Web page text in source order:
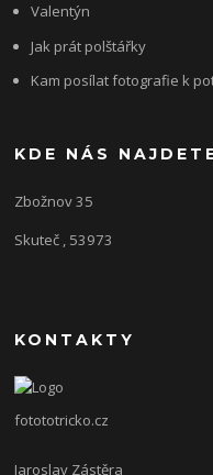
Valentýn
Jak prát polštářky
Kam posílat fotografie k
KDE NÁS
Zbožnov 35
Skuteč , 53973
KONTAKTY
fotototricko.cz
Jaroslav Zástěra